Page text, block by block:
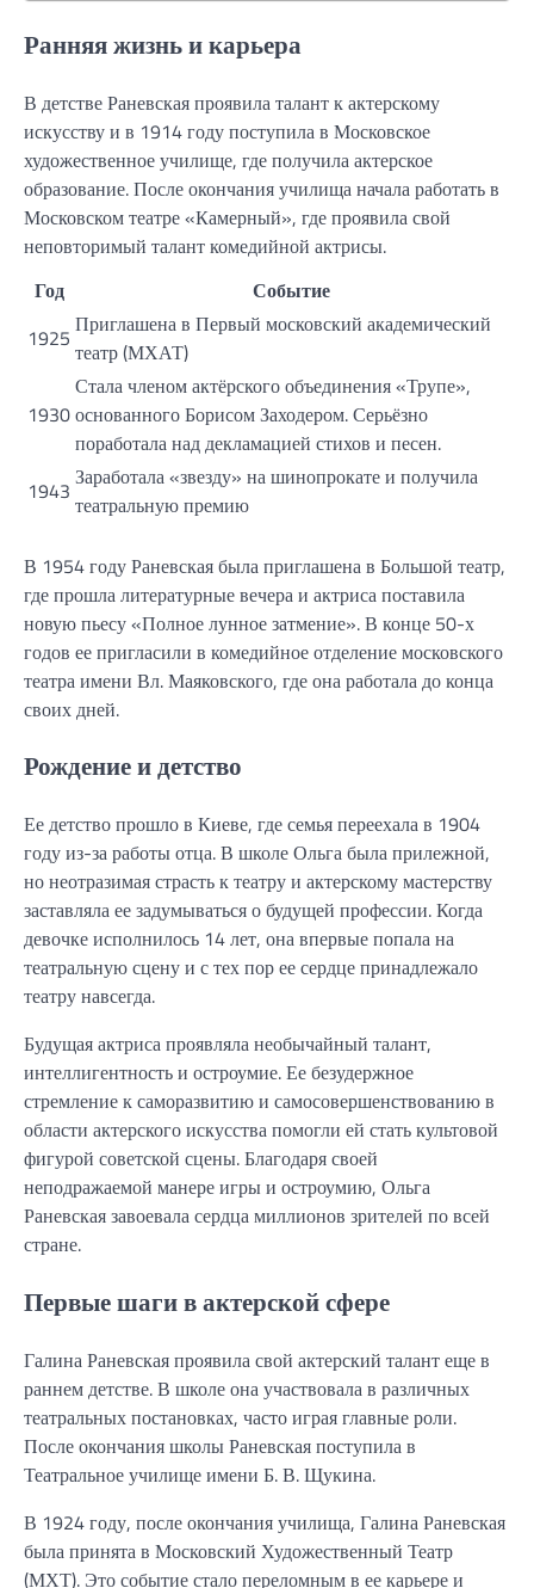
Ранняя жизнь и карьера
В детстве Раневская проявила талант к актерскому
искусству и в 1914 году поступила в Московское
художественное училище, где получила актерское
образование. После окончания училища начала работать в
Московском театре «Камерный», где проявила свой
неповторимый талант комедийной актрисы.
Год
Событие
1925 Приглашена в Первый московский академический
театр (МХАТ)
1930
Стала членом актёрского объединения «Трупе»,
основанного Борисом Заходером. Серьёзно
поработала над декламацией стихов и песен.
1943 Заработала «звезду» на шинопрокате и получила
театральную премию
В 1954 году Раневская была приглашена в Большой театр,
где прошла литературные вечера и актриса поставила
новую пьесу «Полное лунное затмение». В конце 50-х
годов ее пригласили в комедийное отделение московского
театра имени Вл. Маяковского, где она работала до конца
своих дней.
Рождение и детство
Ее детство прошло в Киеве, где семья переехала в 1904
году из-за работы отца. В школе Ольга была прилежной,
но неотразимая страсть к театру и актерскому мастерству
заставляла ее задумываться о будущей профессии. Когда
девочке исполнилось 14 лет, она впервые попала на
театральную сцену и с тех пор ее сердце принадлежало
театру навсегда.
Будущая актриса проявляла необычайный талант,
интеллигентность и остроумие. Ее безудержное
стремление к саморазвитию и самосовершенствованию в
области актерского искусства помогли ей стать культовой
фигурой советской сцены. Благодаря своей
неподражаемой манере игры и остроумию, Ольга
Раневская завоевала сердца миллионов зрителей по всей
стране.
Первые шаги в актерской сфере
Галина Раневская проявила свой актерский талант еще в
раннем детстве. В школе она участвовала в различных
театральных постановках, часто играя главные роли.
После окончания школы Раневская поступила в
Театральное училище имени Б. В. Щукина.
В 1924 году, после окончания училища, Галина Раневская
была принята в Московский Художественный Театр
(МХТ). Это событие стало переломным в ее карьере и